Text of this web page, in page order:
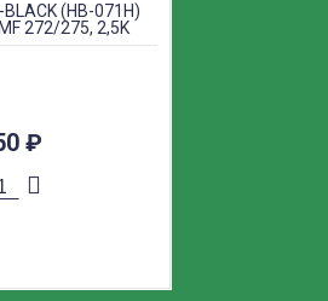
(HB-071H)
272/275, 2,5K
₽